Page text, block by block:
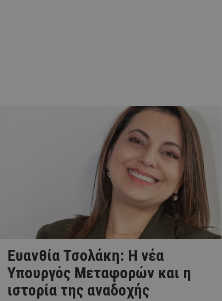
Ευανθία Τσολάκη: Η νέα
Υπουργός Μεταφορών και η
ιστορία της αναδοχής